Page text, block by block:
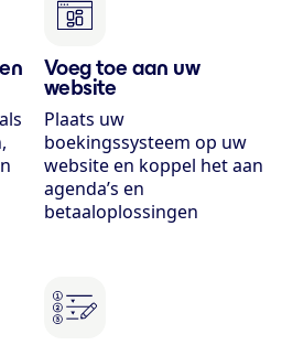
Voeg toe aan uw
website
Plaats uw
boekingssysteem op uw
website en koppel het aan
agenda’s en
betaaloplossingen